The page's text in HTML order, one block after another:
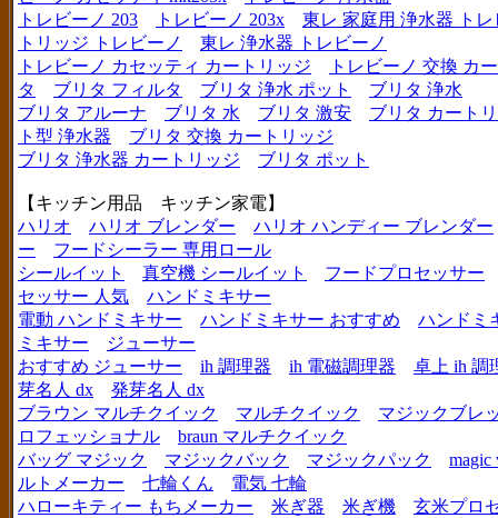
トレビーノ 203
トレビーノ 203x
東レ 家庭用 浄水器 トレ
トリッジ トレビーノ
東レ 浄水器 トレビーノ
トレビーノ カセッティ カートリッジ
トレビーノ 交換 カ
タ
ブリタ フィルタ ブリタ 浄水 ポット
ブリタ 浄水
ブリタ アルーナ
ブリタ 水 ブリタ 激安
ブリタ カート
ト型 浄水器
ブリタ 交換 カートリッジ
ブリタ 浄水器 カートリッジ
ブリタ ポット
【キッチン用品 キッチン家電】
ハリオ
ハリオ ブレンダー
ハリオ ハンディー ブレンダー
ー
フードシーラー 専用ロール
シールイット
真空機 シールイット
フードプロセッサー
セッサー 人気
ハンドミキサー
電動 ハンドミキサー
ハンドミキサー おすすめ
ハンドミ
ミキサー
ジューサー
おすすめ ジューサー
ih 調理器 ih 電磁調理器
卓上 ih 調
芽名人 dx
発芽名人 dx
ブラウン マルチクイック
マルチクイック
マジックブレ
ロフェッショナル
braun マルチクイック
バッグ マジック
マジックバック マジックパック
magic
ルトメーカー
七輪くん
電気 七輪
ハローキティー もちメーカー
米ぎ器 米ぎ機
玄米プロ